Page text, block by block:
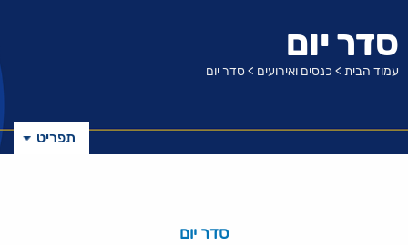
סדר יום
עמוד הבית > כנסים ואירועים >סדר יום
תפריט
סדר יום